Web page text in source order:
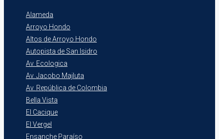
Alameda
Arroyo Hondo
Altos de Arroyo Hondo
Autopista de San Isidro
Av. Ecologica
Av. Jacobo Majluta
Av. República de Colombia
Bella Vista
El Cacique
El Vergel
Ensanche Paraíso